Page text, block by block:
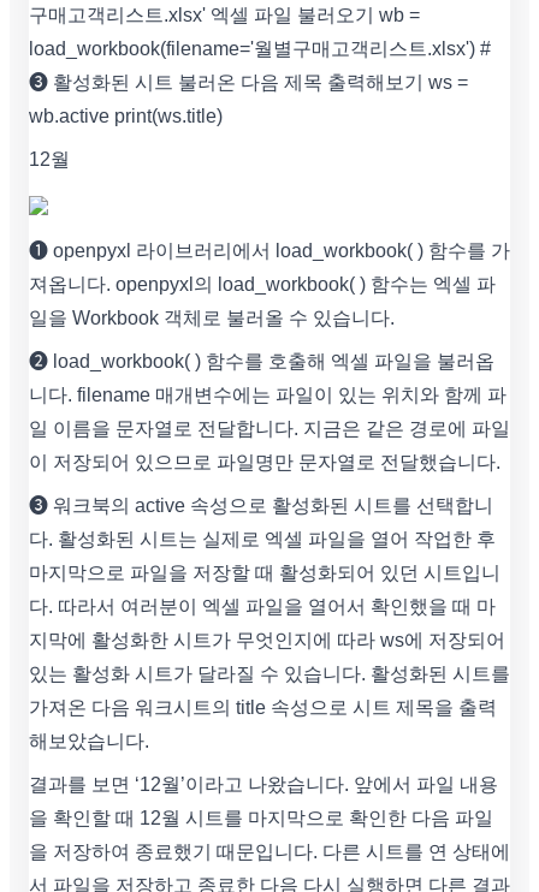
구매고객리스트.xlsx' 엑셀 파일 불러오기 wb =
load_workbook(filename='월별구매고객리스트.xlsx') #
❸ 활성화된 시트 불러온 다음 제목 출력해보기 ws =
wb.active print(ws.title)
12월
❶ openpyxl 라이브러리에서 load_workbook( ) 함수를 가
져옵니다. openpyxl의 load_workbook( ) 함수는 엑셀 파
일을 Workbook 객체로 불러올 수 있습니다.
❷ load_workbook( ) 함수를 호출해 엑셀 파일을 불러옵
니다. filename 매개변수에는 파일이 있는 위치와 함께 파
일 이름을 문자열로 전달합니다. 지금은 같은 경로에 파일
이 저장되어 있으므로 파일명만 문자열로 전달했습니다.
❸ 워크북의 active 속성으로 활성화된 시트를 선택합니
다. 활성화된 시트는 실제로 엑셀 파일을 열어 작업한 후
마지막으로 파일을 저장할 때 활성화되어 있던 시트입니
다. 따라서 여러분이 엑셀 파일을 열어서 확인했을 때 마
지막에 활성화한 시트가 무엇인지에 따라 ws에 저장되어
있는 활성화 시트가 달라질 수 있습니다. 활성화된 시트를
가져온 다음 워크시트의 title 속성으로 시트 제목을 출력
해보았습니다.
결과를 보면 ‘12월’이라고 나왔습니다. 앞에서 파일 내용
을 확인할 때 12월 시트를 마지막으로 확인한 다음 파일
을 저장하여 종료했기 때문입니다. 다른 시트를 연 상태에
서 파일을 저장하고 종료한 다음 다시 실행하면 다른 결과